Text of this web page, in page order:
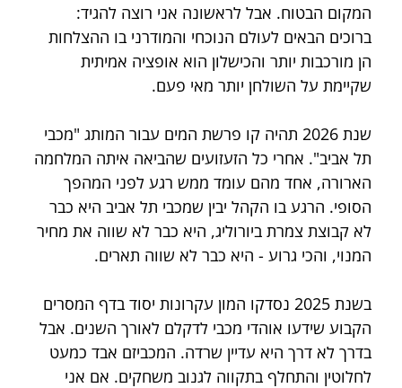
המקום הבטוח. אבל לראשונה אני רוצה להגיד:
ברוכים הבאים לעולם הנוכחי והמודרני בו ההצלחות
הן מורכבות יותר והכישלון הוא אופציה אמיתית
שקיימת על השולחן יותר מאי פעם.
שנת 2026 תהיה קו פרשת המים עבור המותג "מכבי
תל אביב". אחרי כל הזעזועים שהביאה איתה המלחמה
הארורה, אחד מהם עומד ממש רגע לפני המהפך
הסופי. הרגע בו הקהל יבין שמכבי תל אביב היא כבר
לא קבוצת צמרת ביורוליג, היא כבר לא שווה את מחיר
המנוי, והכי גרוע - היא כבר לא שווה תארים.
בשנת 2025 נסדקו המון עקרונות יסוד בדף המסרים
הקבוע שידעו אוהדי מכבי לדקלם לאורך השנים. אבל
בדרך לא דרך היא עדיין שרדה. המכביזם אבד כמעט
לחלוטין והתחלף בתקווה לגנוב משחקים. אם אני